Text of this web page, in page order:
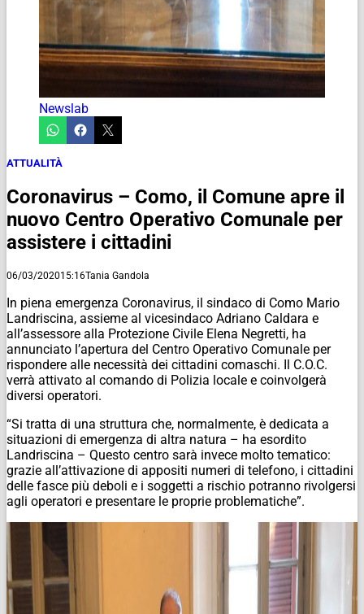
Newslab
ATTUALITÀ
Coronavirus – Como, il Comune apre il
nuovo Centro Operativo Comunale per
assistere i cittadini
06/03/202015:16Tania Gandola
In piena emergenza Coronavirus, il sindaco di Como Mario
Landriscina, assieme al vicesindaco Adriano Caldara e
all’assessore alla Protezione Civile Elena Negretti, ha
annunciato l’apertura del Centro Operativo Comunale per
rispondere alle necessità dei cittadini comaschi. Il C.O.C.
verrà attivato al comando di Polizia locale e coinvolgerà
diversi operatori.
“Si tratta di una struttura che, normalmente, è dedicata a
situazioni di emergenza di altra natura – ha esordito
Landriscina – Questo centro sarà invece molto tematico:
grazie all’attivazione di appositi numeri di telefono, i cittadini
delle fasce più deboli e i soggetti a rischio potranno rivolgersi
agli operatori e presentare le proprie problematiche”.